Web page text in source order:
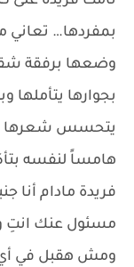
بمفردها… تعاني
وضعها برفقة
بجوارها يتأملها
يتحسس شعرها
هامساً لنفسه
فريدة مادام أنا
مسئول عنك انتِ
ومش هقبل في أي